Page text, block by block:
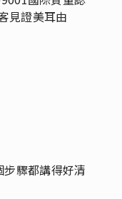
見證美耳由
驟都講得好清